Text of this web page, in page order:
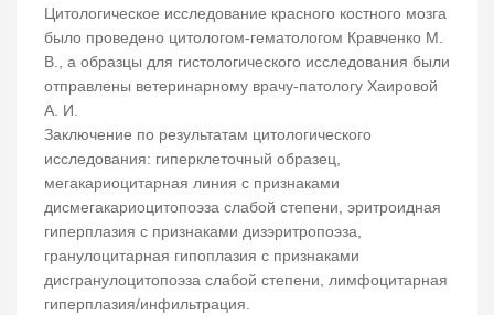
Цитологическое исследование красного костного мозга
было проведено цитологом-гематологом Кравченко М.
В., а образцы для гистологического исследования были
отправлены ветеринарному врачу-патологу Хаировой
А. И.
Заключение по результатам цитологического
исследования: гиперклеточный образец,
мегакариоцитарная линия с признаками
дисмегакариоцитопоэза слабой степени, эритроидная
гиперплазия с признаками дизэритропоэза,
гранулоцитарная гипоплазия с признаками
дисгранулоцитопоэза слабой степени, лимфоцитарная
гиперплазия/инфильтрация.